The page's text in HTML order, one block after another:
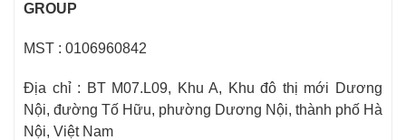
GROUP
MST : 0106960842
Địa chỉ : BT M07.L09, Khu A, Khu đô thị mới Dương
Nội, đường Tố Hữu, phường Dương Nội, thành phố Hà
Nội, Việt Nam